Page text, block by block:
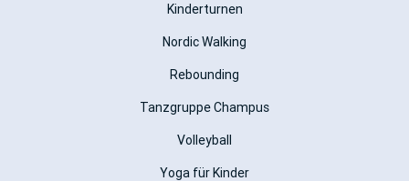
Kinderturnen
Nordic Walking
Rebounding
Tanzgruppe Champus
Volleyball
Yoga für Kinder